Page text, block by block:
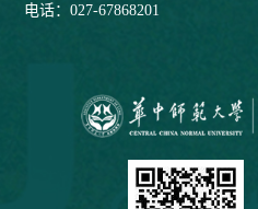
电话：027-67868201